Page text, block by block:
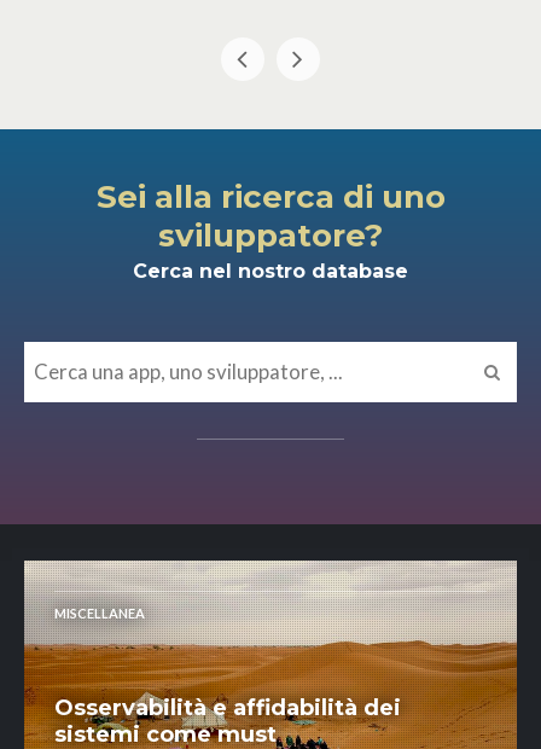
Sei alla ricerca di uno
sviluppatore?
Cerca nel nostro database
MISCELLANEA
Osservabilità e affidabilità dei
sistemi come must